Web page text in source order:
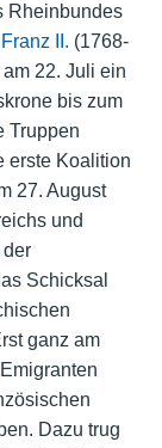
Rheinbundes
Franz II. (1768-
22. Juli ein
bis zum
Truppen
erste Koalition
27. August
und
Schicksal
ganz am
Dazu trug